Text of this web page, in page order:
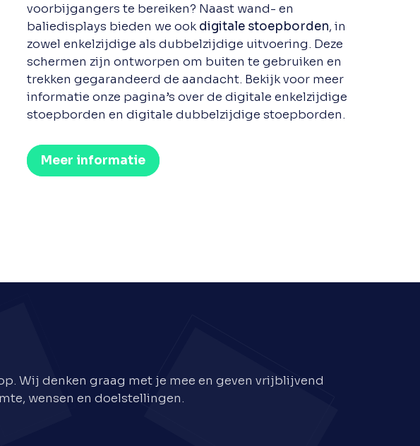
voorbijgangers te bereiken? Naast wand- en
baliedisplays bieden we ook digitale stoepborden, in
zowel enkelzijdige als dubbelzijdige uitvoering. Deze
schermen zijn ontworpen om buiten te gebruiken en
trekken gegarandeerd de aandacht. Bekijk voor meer
informatie onze pagina’s over de digitale enkelzijdige
stoepborden en digitale dubbelzijdige stoepborden.
Meer informatie
Wij denken graag met je mee en geven vrijblijvend
wensen en doelstellingen.